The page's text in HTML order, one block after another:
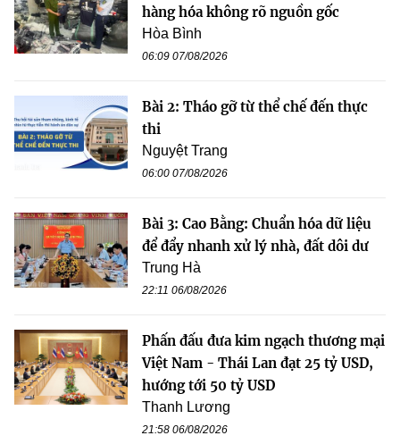
hàng hóa không rõ nguồn gốc
Hòa Bình
06:09 07/08/2026
Bài 2: Tháo gỡ từ thể chế đến thực
thi
Nguyệt Trang
06:00 07/08/2026
Bài 3: Cao Bằng: Chuẩn hóa dữ liệu
để đẩy nhanh xử lý nhà, đất dôi dư
Trung Hà
22:11 06/08/2026
Phấn đấu đưa kim ngạch thương mại
Việt Nam - Thái Lan đạt 25 tỷ USD,
hướng tới 50 tỷ USD
Thanh Lương
21:58 06/08/2026